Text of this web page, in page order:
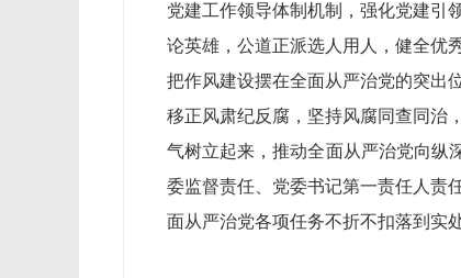
党建工作领导体制机制，强化党建引
论英雄，公道正派选人用人，健全优
把作风建设摆在全面从严治党的突出
移正风肃纪反腐，坚持风腐同查同治
气树立起来，推动全面从严治党向纵
委监督责任、党委书记第一责任人责
面从严治党各项任务不折不扣落到实处